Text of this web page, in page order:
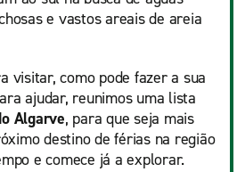
e vastos areais de areia
visitar, como pode fazer a sua
ajudar, reunimos uma lista
Algarve, para que seja mais
destino de férias na região
e comece já a explorar.